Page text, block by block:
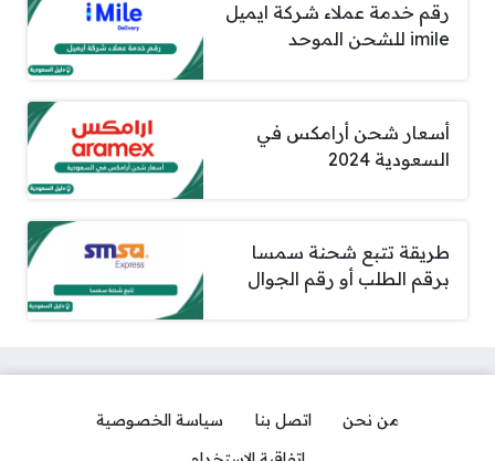
رقم خدمة عملاء شركة ايميل
imile للشحن الموحد
أسعار شحن أرامكس في
السعودية 2024
طريقة تتبع شحنة سمسا
برقم الطلب أو رقم الجوال
من نحن اتصل بنا
سياسة الخصوصية